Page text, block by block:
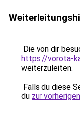
Die von dir
https://vorota-
weiterzuleiten.
Falls du diese
du zur